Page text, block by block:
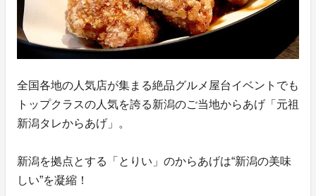
全国各地の人気店が集まる絶品グルメ屋台イベントでも
トップクラスの人気を誇る新潟のご当地からあげ「元祖
新潟タレからあげ」。
新潟を拠点とする「とりい」のからあげは“新潟の美味
しい”を凝縮！